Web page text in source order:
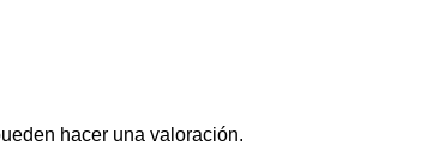
hacer una valoración.